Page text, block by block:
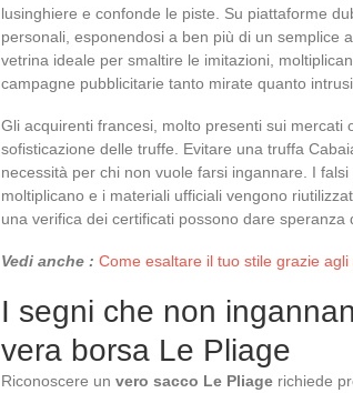
lusinghiere e confonde le piste. Su piattaforme
personali, esponendosi a ben più di un semplice
vetrina ideale per smaltire le imitazioni,
campagne pubblicitarie tanto mirate quanto
Gli acquirenti francesi, molto presenti sui mercati
sofisticazione delle truffe. Evitare una truffa
necessità per chi non vuole farsi ingannare. I
moltiplicano e i materiali ufficiali vengono
una verifica dei certificati possono dare speranza
Vedi anche : Come esaltare il tuo stile grazie
I segni che non
vera borsa Le Pliage
Riconoscere un vero sacco Le Pliage richiede